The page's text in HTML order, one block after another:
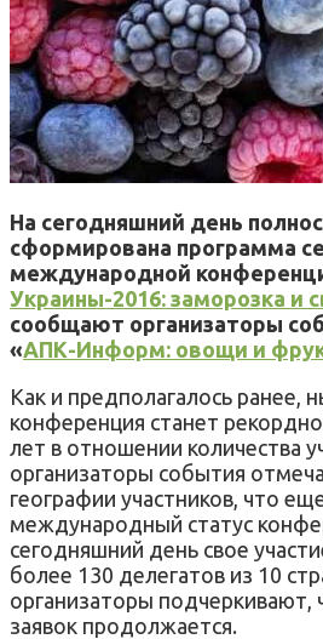
На сегодняшний день
сформирована программа
международной
Украины-2016: заморозка и
сообщают организаторы
«АПК-Информ: овощи и
Как и предполагалось ранее,
конференция станет
лет в отношении количества
организаторы события
географии участников, что
международный статус
сегодняшний день свое
более 130 делегатов из 10
организаторы подчеркивают,
заявок продолжается.